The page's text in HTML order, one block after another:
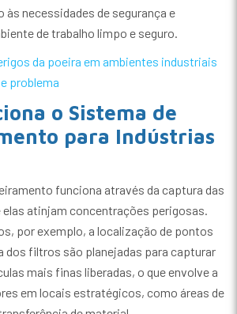
às necessidades de segurança e
de trabalho limpo e seguro.
da poeira em ambientes industriais
problema
o Sistema de
para Indústrias
funciona através da captura das
atinjam concentrações perigosas.
por exemplo, a localização de pontos
dos filtros são planejadas para capturar
mais finas liberadas, o que envolve a
em locais estratégicos, como áreas de